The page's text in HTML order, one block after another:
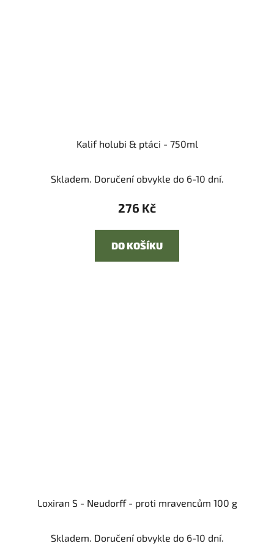
Kalif holubi & ptáci - 750ml
Skladem. Doručení obvykle do 6-10 dní.
276 Kč
DO KOŠÍKU
Loxiran S - Neudorff - proti mravencům 100 g
Skladem. Doručení obvykle do 6-10 dní.